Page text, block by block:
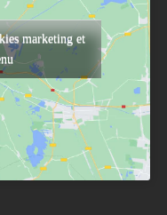
marketing et